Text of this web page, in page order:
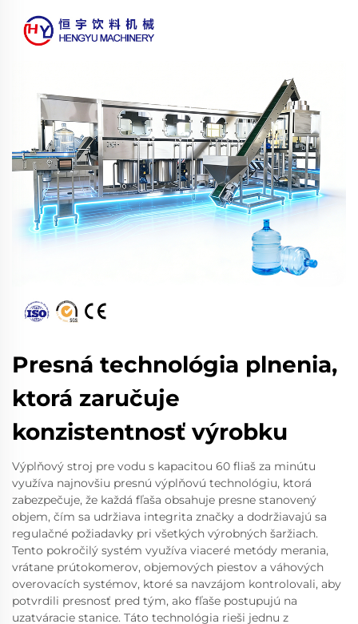
Presná technológia plnenia,
ktorá zaručuje
konzistentnosť výrobku
Výplňový stroj pre vodu s kapacitou 60 fliaš za minútu
využíva najnovšiu presnú výplňovú technológiu, ktorá
zabezpečuje, že každá fľaša obsahuje presne stanovený
objem, čím sa udržiava integrita značky a dodržiavajú sa
regulačné požiadavky pri všetkých výrobných šaržiach.
Tento pokročilý systém využíva viaceré metódy merania,
vrátane prútokomerov, objemových piestov a váhových
overovacích systémov, ktoré sa navzájom kontrolovali, aby
potvrdili presnosť pred tým, ako fľaše postupujú na
uzatváracie stanice. Táto technológia rieši jednu z